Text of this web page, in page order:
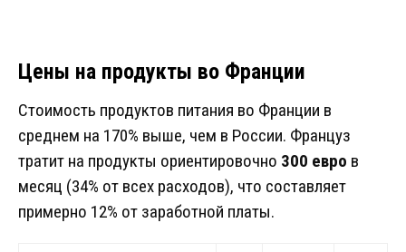
Цены на продукты во Франции
Стоимость продуктов питания во Франции в
среднем на 170% выше, чем в России. Француз
тратит на продукты ориентировочно 300 евро в
месяц (34% от всех расходов), что составляет
примерно 12% от заработной платы.